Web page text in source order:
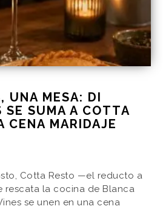
UNA MESA: DI
SE SUMA A COTTA
CENA MARIDAJE
Cotta Resto —el reducto a
rescata la cocina de Blanca
se unen en una cena